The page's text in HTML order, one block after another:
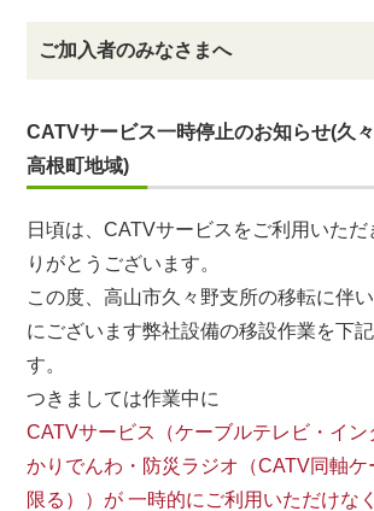
ご加入者のみなさまへ
CATVサービス一時停止のお知らせ(久
高根町地域)
日頃は、CATVサービスをご利用いた
りがとうございます。
この度、高山市久々野支所の移転に伴
にございます弊社設備の移設作業を下
す。
つきましては作業中に
CATVサービス（ケーブルテレビ・イン
かりでんわ・防災ラジオ（CATV同軸ケ
限る））が 一時的にご利用いただけな